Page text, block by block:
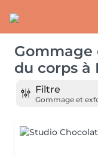
du corps à
Filtre
Gommage et